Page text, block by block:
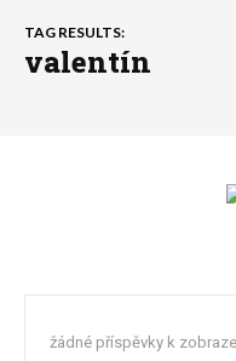
TAG RESULTS:
valentín
žádné příspěvky k